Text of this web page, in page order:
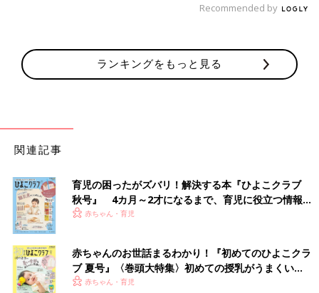
てれば、冬場の「耳いたいー！」を回避できそうですね。
容量たっぷりで軽くて存在感もアリ！「パフィーキ
ルティングビッグバッグ」
Recommended by
ランキングをもっと見る
関連記事
育児の困ったがズバリ！解決する本『ひよこクラブ
秋号』 4カ月～2才になるまで、育児に役立つ情報が
いっぱい！
赤ちゃん・育児
赤ちゃんのお世話まるわかり！『初めてのひよこクラ
ブ 夏号』〈巻頭大特集〉初めての授乳がうまくい
く！ おっぱい・ミルクの基本と夏のトラブル 解決テ
赤ちゃん・育児